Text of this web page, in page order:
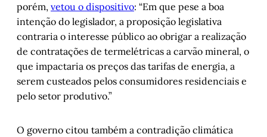
porém, vetou o dispositivo: “Em que pese a boa
intenção do legislador, a proposição legislativa
contraria o interesse público ao obrigar a realização
de contratações de termelétricas a carvão mineral, o
que impactaria os preços das tarifas de energia, a
serem custeados pelos consumidores residenciais e
pelo setor produtivo.”
O governo citou também a contradição climática